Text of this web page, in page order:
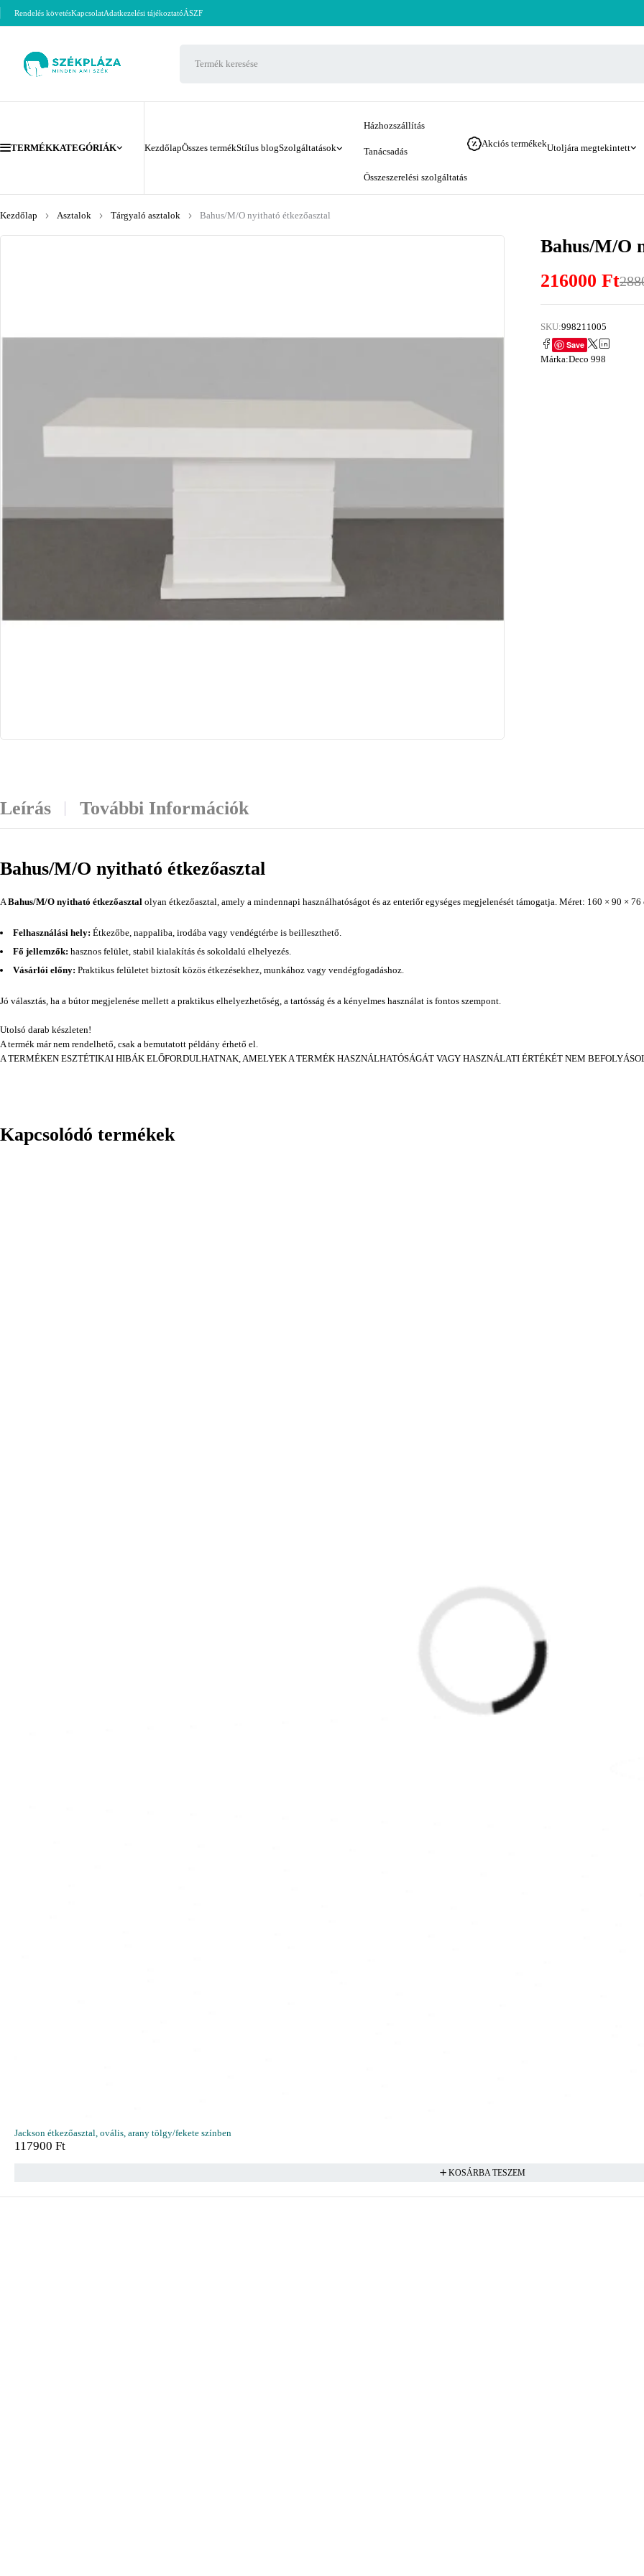
Rendelés követésKapcsolatAdatkezelési tájékoztatóÁSZF
TERMÉKKATEGÓRIÁK KezdőlapÖsszes termékStílus blogSzolgáltatások
Házhozszállítás
Tanácsadás
Összeszerelési szolgáltatás
Akciós termékekUtoljára megtekintett
Kezdőlap Asztalok Tárgyaló asztalok Bahus/M/O nyitható étkezőasztal
Bahus/M/O
216000 Ft
SKU:998211005
Save
Márka:Deco 998
Leírás További Információk
Bahus/M/O nyitható étkezőasztal
ABahus/M/O nyitható étkezőasztal olyan étkezőasztal, amely a mindennapi használhatóságot és az enteriőr egységes megjelenését támogatja. Méret: 160 × 90 × 76
Felhasználási hely: Étkezőbe, nappaliba, irodába vagy vendégtérbe is beilleszthető.
Fő jellemzők: hasznos felület, stabil kialakítás és sokoldalú elhelyezés.
Vásárlói előny: Praktikus felületet biztosít közös étkezésekhez, munkához vagy vendégfogadáshoz.
Jó választás, ha a bútor megjelenése mellett a praktikus elhelyezhetőség, a tartósság és a kényelmes használat is fontos szempont.
Utolsó darab készleten!
A termék már nem rendelhető, csak a bemutatott példány érhető el.
A TERMÉKEN ESZTÉTIKAI HIBÁK ELŐFORDULHATNAK, AMELYEK A TERMÉK HASZNÁLHATÓSÁGÁT VAGY HASZNÁLATI ÉRTÉKÉT NEM
Kapcsolódó termékek
Jackson étkezőasztal, ovális, arany tölgy/fekete színben
117900 Ft
KOSÁRBA TESZEM